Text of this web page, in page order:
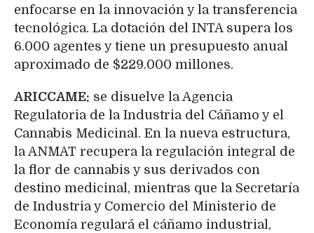
enfocarse en la innovación y la transferencia
tecnológica. La dotación del INTA supera los
6.000 agentes y tiene un presupuesto anual
aproximado de $229.000 millones.
ARICCAME: se disuelve la Agencia
Regulatoria de la Industria del Cáñamo y el
Cannabis Medicinal. En la nueva estructura,
la ANMAT recupera la regulación integral de
la flor de cannabis y sus derivados con
destino medicinal, mientras que la Secretaría
de Industria y Comercio del Ministerio de
Economía regulará el cáñamo industrial,